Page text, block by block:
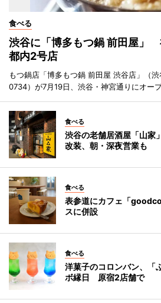
食べる
渋谷に「博多もつ鍋 前田屋」
都内2号店
もつ鍋店「博多もつ鍋 前田屋 渋谷店」（
0734）が7月19日、渋谷・神宮通りにオープ
食べる
渋谷の老舗居酒屋「山
改装、朝・深夜営業も
食べる
表参道にカフェ「
スに併設
食べる
洋菓子のコロンバン、「
ボ縁日 原宿2店舗で